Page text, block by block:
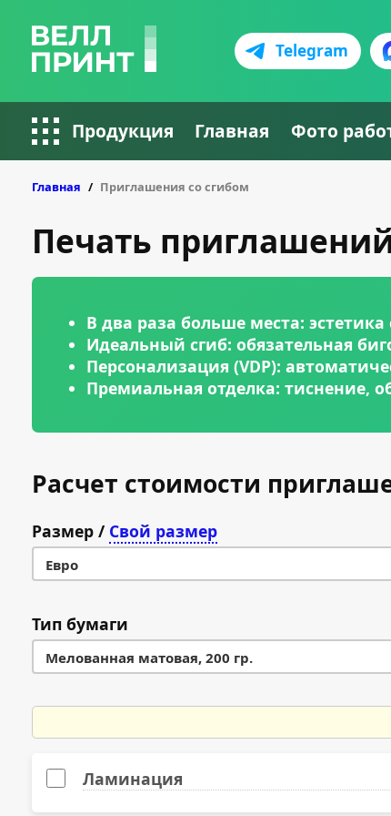
Telegram
Продукция Главная Фото
Главная Приглашения со сгибом
Печать
В два раза больше места:
Идеальный сгиб: обязательная
Персонализация (VDP):
Премиальная отделка: тиснение,
Расчет стоимости
Размер / Свой размер
Евро
A5 (148 × 210 мм)
A4 (210 × 297 мм)
Тип бумаги
Мелованная матовая, 200 гр.
Мелованная матовая, 250 гр.
Мелованная матовая, 300 гр.
Ламинация